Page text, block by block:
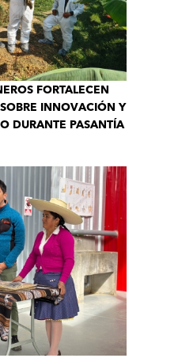
FORTALECEN
INNOVACIÓN Y
DURANTE PASANTÍA